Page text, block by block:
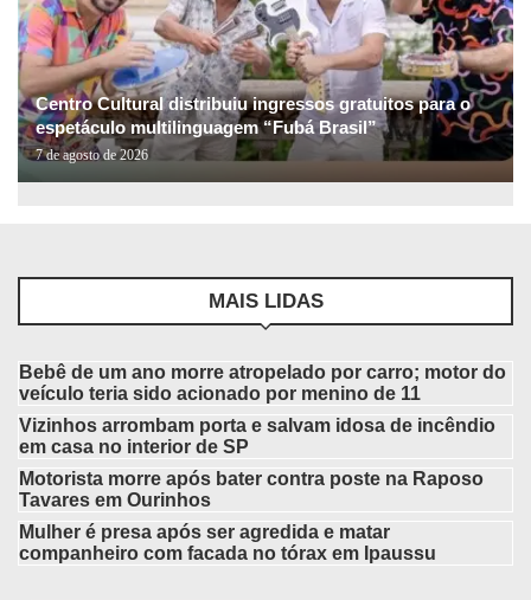
Centro Cultural distribuiu ingressos gratuitos para o
espetáculo multilinguagem “Fubá Brasil”
7 de agosto de 2026
MAIS LIDAS
Bebê de um ano morre atropelado por carro; motor do
veículo teria sido acionado por menino de 11
Vizinhos arrombam porta e salvam idosa de incêndio
em casa no interior de SP
Motorista morre após bater contra poste na Raposo
Tavares em Ourinhos
Mulher é presa após ser agredida e matar
companheiro com facada no tórax em Ipaussu